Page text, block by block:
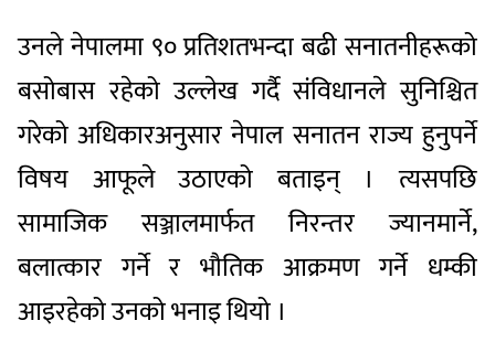
उनले नेपालमा ९० प्रतिशतभन्दा बढी सनातनीहरूको
बसोबास रहेको उल्लेख गर्दै संविधानले सुनिश्चित
गरेको अधिकारअनुसार नेपाल सनातन राज्य हुनुपर्ने
विषय आफूले उठाएको बताइन् । त्यसपछि
सामाजिक सञ्जालमार्फत निरन्तर ज्यानमार्ने,
बलात्कार गर्ने र भौतिक आक्रमण गर्ने धम्की
आइरहेको उनको भनाइ थियो ।